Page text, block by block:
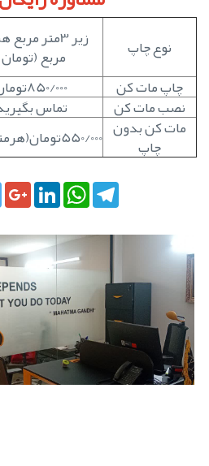
نوع چاپ زیر 3متر
مربع
چاپ مات کن 850/000تومان
نصب مات کن تماس
مات کن بدون
چاپ 550/000تومان(هرمترمربع)
LinkedIn
WhatsAppTelegram